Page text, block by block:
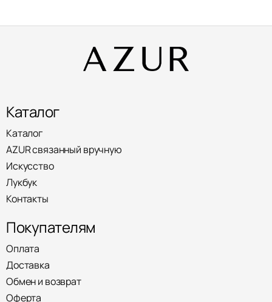
Каталог
Каталог
AZUR связанный вручную
Искусство
Лукбук
Контакты
Покупателям
Оплата
Доставка
Обмен и возврат
Оферта